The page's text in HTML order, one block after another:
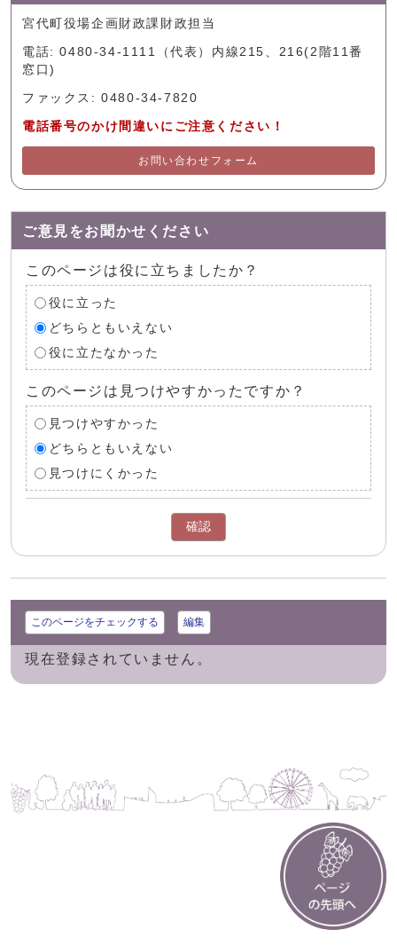
宮代町役場企画財政課財政担当
電話: 0480-34-1111（代表）内線215、216(2階11番
窓口)
ファックス: 0480-34-7820
電話番号のかけ間違いにご注意ください！
お問い合わせフォーム
ご意見をお聞かせください
このページは役に立ちましたか？
役に立った
どちらともいえない
役に立たなかった
このページは見つけやすかったですか？
見つけやすかった
どちらともいえない
見つけにくかった
確認
このページをチェックする 編集
現在登録されていません。